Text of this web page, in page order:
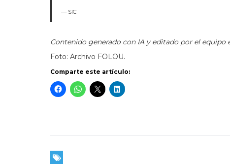
— SIC
Contenido generado con IA y editado por el equipo
Foto: Archivo FOLOU.
Comparte este artículo: